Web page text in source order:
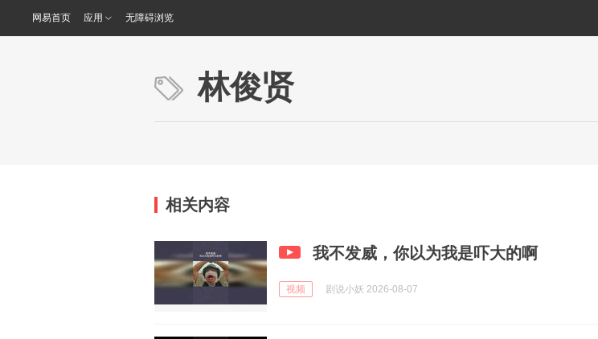
网易首页 应用 无障碍浏览
林俊贤
相关内容
我不发威，你以为我是吓大的啊
视频 剧说小妖 2026-08-07